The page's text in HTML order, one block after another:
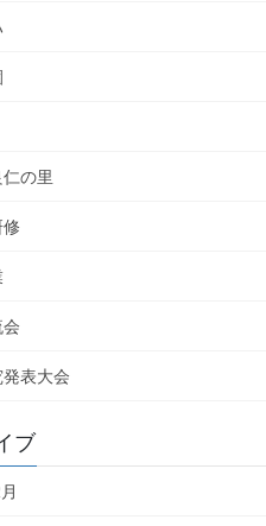
の里
表大会
ブ